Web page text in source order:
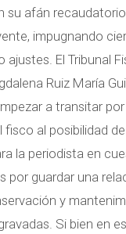
su afán
impugnando
ajustes. El Tribunal
Ruiz María
a transitar
al posibilidad
la periodista en
por guardar una
y
Si bien en